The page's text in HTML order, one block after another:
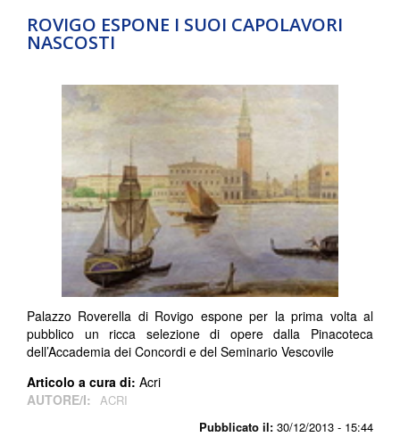
ROVIGO ESPONE I SUOI CAPOLAVORI
NASCOSTI
Pubblicato il: 30/12/2013 - 15:44
Palazzo Roverella di Rovigo espone per la prima volta al
pubblico un ricca selezione di opere dalla Pinacoteca
dell’Accademia dei Concordi e del Seminario Vescovile
Articolo a cura di: Acri
AUTORE/I: ACRI